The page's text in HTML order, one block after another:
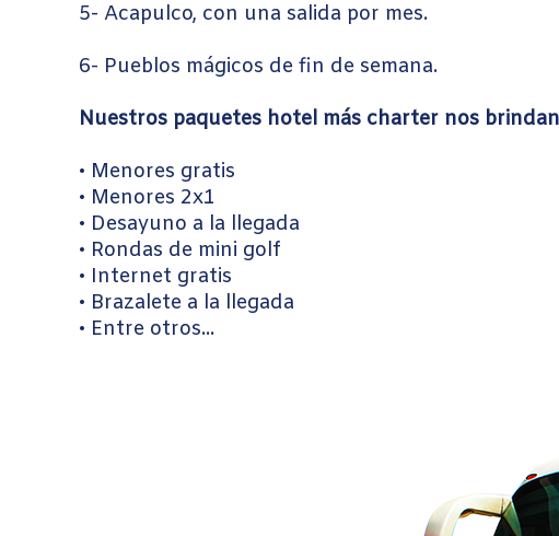
5- Acapulco, con una salida por mes.
6- Pueblos mágicos de fin de semana.
Nuestros paquetes hotel más charter nos
• Menores gratis
• Menores 2x1
• Desayuno a la llegada
• Rondas de mini golf
• Internet gratis
• Brazalete a la llegada
• Entre otros...